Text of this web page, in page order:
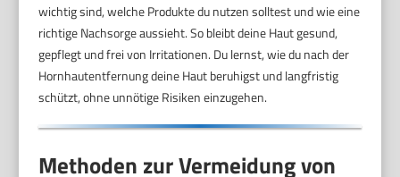
wichtig sind, welche Produkte du nutzen solltest und wie eine
richtige Nachsorge aussieht. So bleibt deine Haut gesund,
gepflegt und frei von Irritationen. Du lernst, wie du nach der
Hornhautentfernung deine Haut beruhigst und langfristig
schützt, ohne unnötige Risiken einzugehen.
Methoden zur Vermeidung von